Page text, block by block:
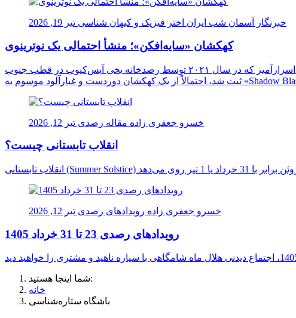
خبرنگار آسمان شب ایران اختر فیزیک و کیهان شناسی تیر 19, 2026
کهکشان «سایه‌افکن»؛ منشأ احتمالی یک نوترینوی
دانشمندان برای نخستین بار ممکن است منشأ یک نوترینوی فوق‌العاده پرانرژی را در اعماق کیهان شناسایی کرده باشند. این ذره اسرارآمیز که در سال ۲۰۲۱ توسط رصدخانه یخی آیس‌کیوب در قطب جنوب
خسرو جعفری زاده مقاله رصدی تیر 12, 2026
انقلاب تابستانی چیست؟
خسرو جعفری زاده رویدادهای رصدی تیر 12, 2026
رویدادهای رصدی 23 تا 31 خرداد 1405
شما اینجا هستید:
خانه
باشگاه ستاره‌شناسی